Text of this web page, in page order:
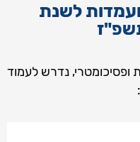
לשנת
ופסיכומטרי, נדרש לעמוד